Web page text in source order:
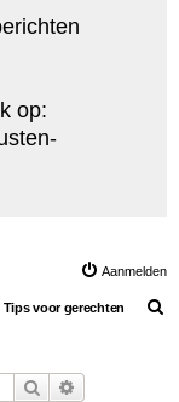
op:
Aanmelden
Tips voor gerechten
Zoek